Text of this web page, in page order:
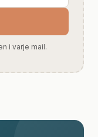
i varje mail.